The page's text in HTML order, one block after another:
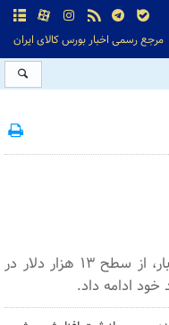
مرجع رسمی اخبار بورس کالای ایران
قیمت مس در بازار جهانی، برای اولین بار، از سطح ۱۳ هزار دلار در
ادامه داد.